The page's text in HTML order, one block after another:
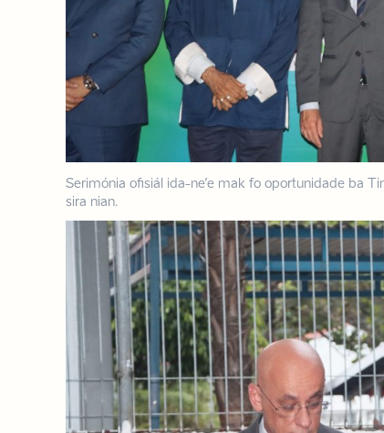
Serimónia ofisiál ida-ne’e mak fo oportunidade ba
sira nian.